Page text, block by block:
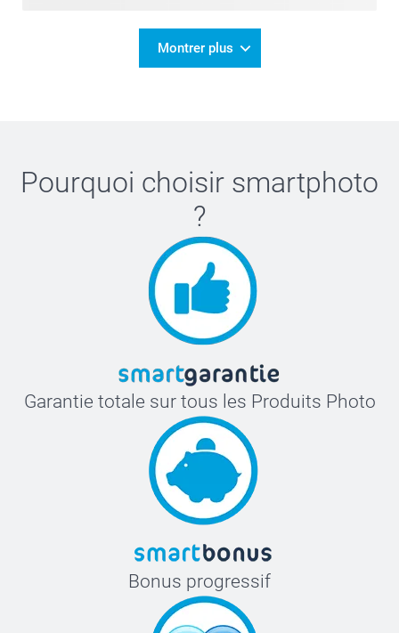
Montrer plus
Pourquoi choisir smartphoto
?
Garantie totale sur tous les Produits Photo
Bonus progressif